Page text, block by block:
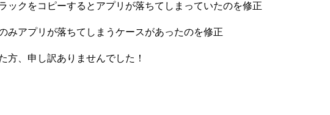
ックをコピーするとアプリが落ちてしまっていたのを修正
みアプリが落ちてしまうケースがあったのを修正
方、申し訳ありませんでした！